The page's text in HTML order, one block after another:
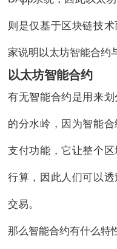
则是仅基于区块链技
家说明以太坊智能合约
以太坊智能合约
有无智能合约是用来
的分水岭，因为智能
支付功能，它让整个
行算，因此人们可以
交易。
那么智能合约有什么特